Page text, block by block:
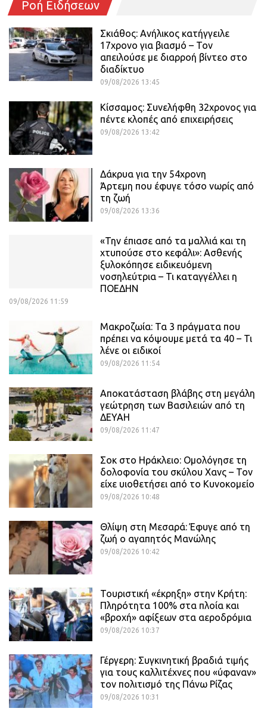
Ροή Ειδήσεων
Σκιάθος: Ανήλικος κατήγγειλε
17χρονο για βιασμό – Τον
απειλούσε με διαρροή βίντεο στο
διαδίκτυο
09/08/2026 13:45
Κίσσαμος: Συνελήφθη 32χρονος για
πέντε κλοπές από επιχειρήσεις
09/08/2026 13:42
Δάκρυα για την 54χρονη
Άρτεμη που έφυγε τόσο νωρίς από
τη ζωή
09/08/2026 13:36
«Την έπιασε από τα μαλλιά και τη
χτυπούσε στο κεφάλι»: Ασθενής
ξυλοκόπησε ειδικευόμενη
νοσηλεύτρια – Τι καταγγέλλει η
ΠΟΕΔΗΝ
09/08/2026 11:59
Μακροζωία: Τα 3 πράγματα που
πρέπει να κόψουμε μετά τα 40 – Τι
λένε οι ειδικοί
09/08/2026 11:54
Αποκατάσταση βλάβης στη μεγάλη
γεώτρηση των Βασιλειών από τη
ΔΕΥΑΗ
09/08/2026 11:47
Σοκ στο Ηράκλειο: Ομολόγησε τη
δολοφονία του σκύλου Χανς – Τον
είχε υιοθετήσει από το Κυνοκομείο
09/08/2026 10:48
Θλίψη στη Μεσαρά: Έφυγε από τη
ζωή ο αγαπητός Μανώλης
09/08/2026 10:42
Τουριστική «έκρηξη» στην Κρήτη:
Πληρότητα 100% στα πλοία και
«βροχή» αφίξεων στα αεροδρόμια
09/08/2026 10:37
Γέργερη: Συγκινητική βραδιά τιμής
για τους καλλιτέχνες που «ύφαναν»
τον πολιτισμό της Πάνω Ρίζας
09/08/2026 10:31